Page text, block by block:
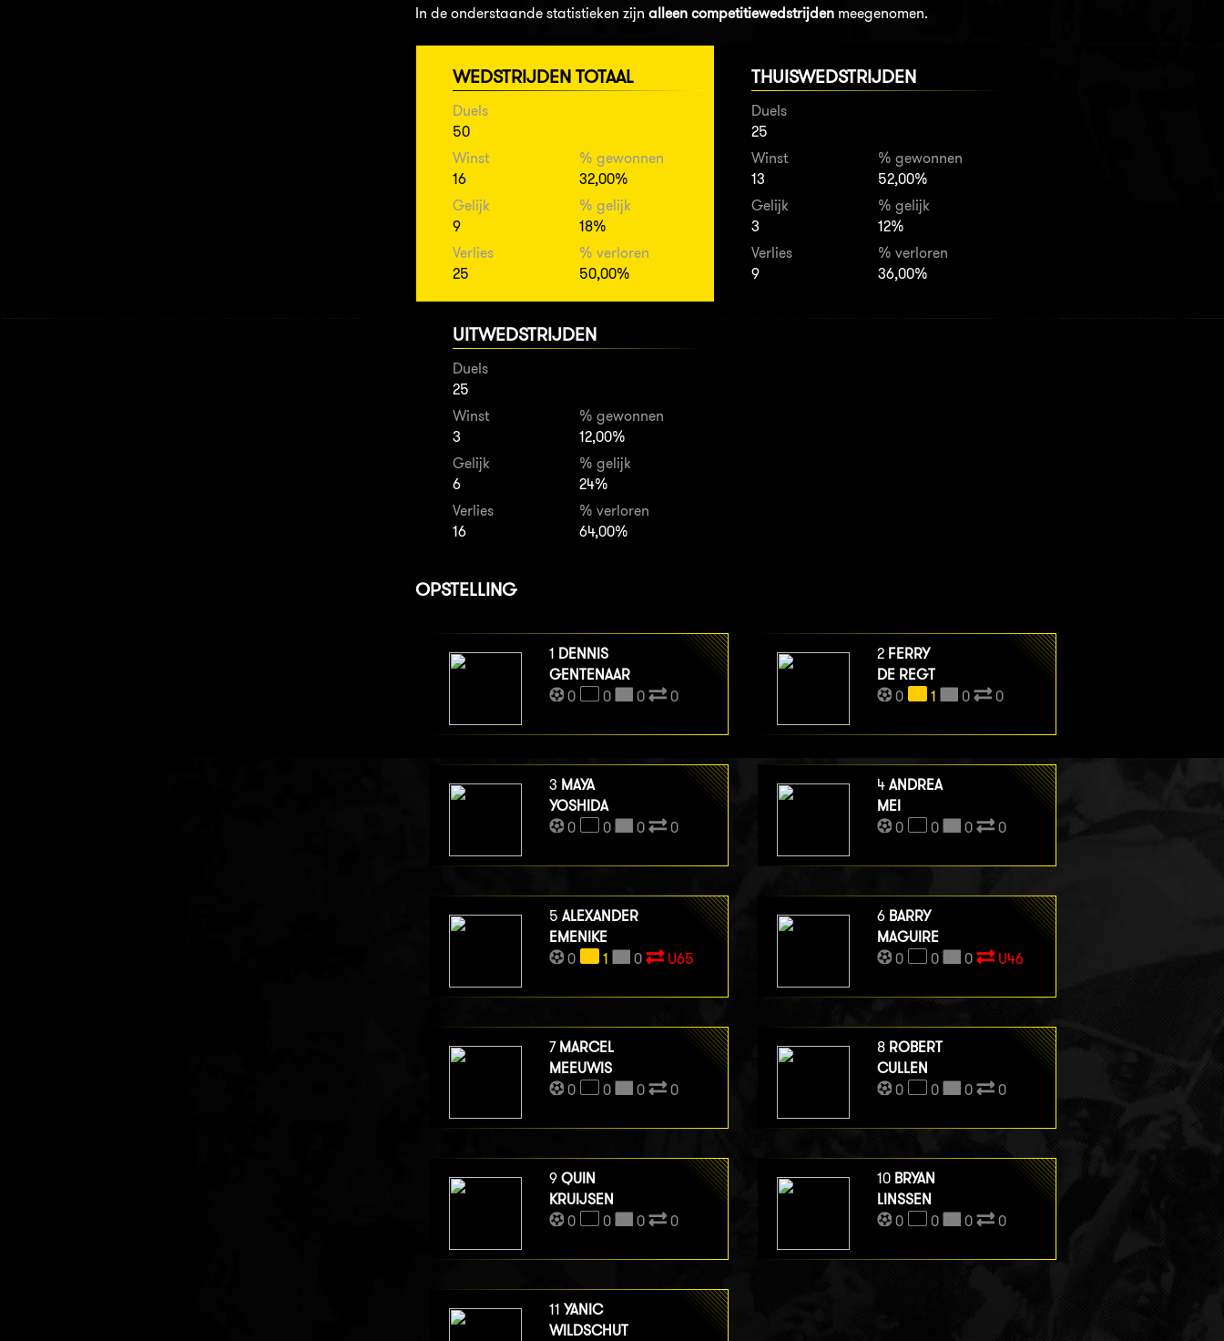
In de onderstaande statistieken zijn alleen competitiewedstrijdenmeegenomen.
WEDSTRIJDEN TOTAAL
Duels
50
Winst
16
% gewonnen
32,00%
Gelijk
9
% gelijk
18%
Verlies
25
% verloren
50,00%
THUISWEDSTRIJDEN
Duels
25
Winst
13
% gewonnen
52,00%
Gelijk
3
% gelijk
12%
Verlies
9
% verloren
36,00%
UITWEDSTRIJDEN
Duels
25
Winst
3
% gewonnen
12,00%
Gelijk
6
% gelijk
24%
Verlies
16
% verloren
64,00%
OPSTELLING
1 DENNIS
GENTENAAR
0
0 0 0
2 FERRY
DE REGT
0
1 0 0
3 MAYA
YOSHIDA
0
0 0 0
4 ANDREA
MEI
0
0 0 0
5 ALEXANDER
EMENIKE
0
1 0 U65
6 BARRY
MAGUIRE
0
0 0 U46
7 MARCEL
MEEUWIS
0
0 0 0
8 ROBERT
CULLEN
0
0 0 0
9 QUIN
KRUIJSEN
0
0 0 0
10 BRYAN
LINSSEN
0
0 0 0
11 YANIC
WILDSCHUT